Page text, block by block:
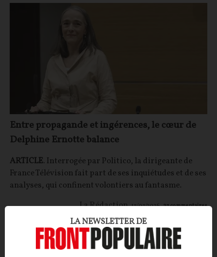
Entre propagande et ingérences, le cœur de
Delphine Ernotte balance
ARTICLE. Interrogée par Politico, la dirigeante de
France Télévision fait part de ses inquiétudes et de ses
analyses, qui confinent volontiers au fantasme.
La Rédaction 17/07/2026 27commentaires
SOCIÉTÉ CENSURE
LA NEWSLETTER DE